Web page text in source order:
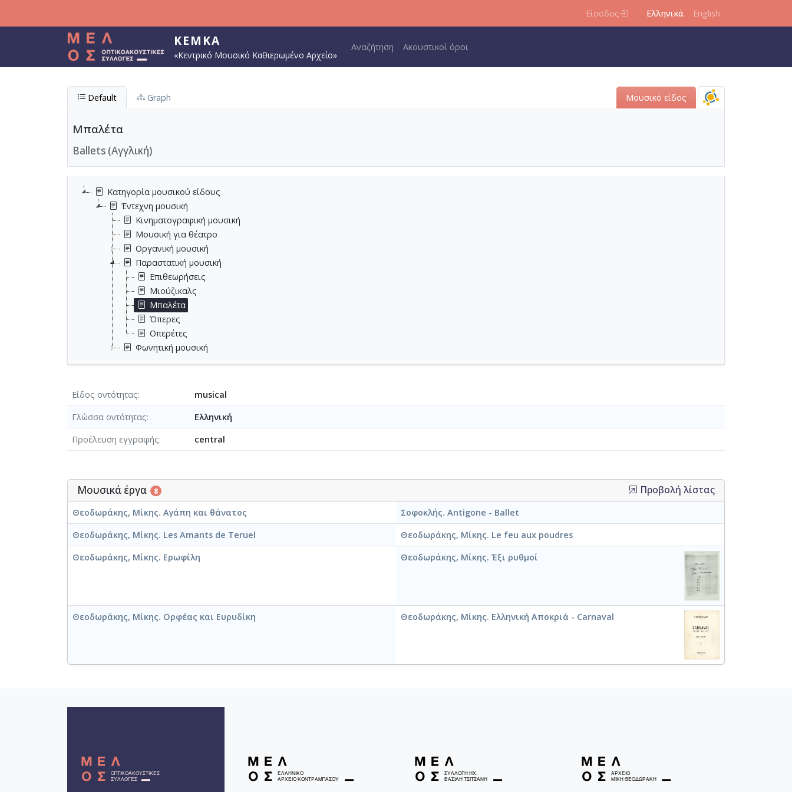
Είσοδος Ελληνικά English
ΚΕΜΚΑ
«Κεντρικό Μουσικό Καθιερωμένο Αρχείο»
Main navigation
Αναζήτηση Ακουστικοί όροι
Default Graph Μουσικό είδος
Μπαλέτα
Ballets (Αγγλική)
Κατηγορία μουσικού είδους
Έντεχνη μουσική
Κινηματογραφική μουσική
Μουσική για θέατρο
Οργανική μουσική
Παραστατική μουσική
Επιθεωρήσεις
Μιούζικαλς
Μπαλέτα
Όπερες
Οπερέτες
Φωνητική μουσική
Είδος οντότητας
musical
Γλώσσα οντότητας
Ελληνική
Προέλευση εγγραφής
central
Μουσικά έργα 8 Προβολή λίστας
Θεοδωράκης, Μίκης. Αγάπη και θάνατος
Σοφοκλής. Antigone - Ballet
Θεοδωράκης, Μίκης. Les Amants de Teruel
Θεοδωράκης, Μίκης. Le feu aux poudres
Θεοδωράκης, Μίκης. Ερωφίλη
Θεοδωράκης, Μίκης. Έξι ρυθμοί
Θεοδωράκης, Μίκης. Ορφέας και Ευρυδίκη Θεοδωράκης, Μίκης. Ελληνική Αποκριά - Carnaval